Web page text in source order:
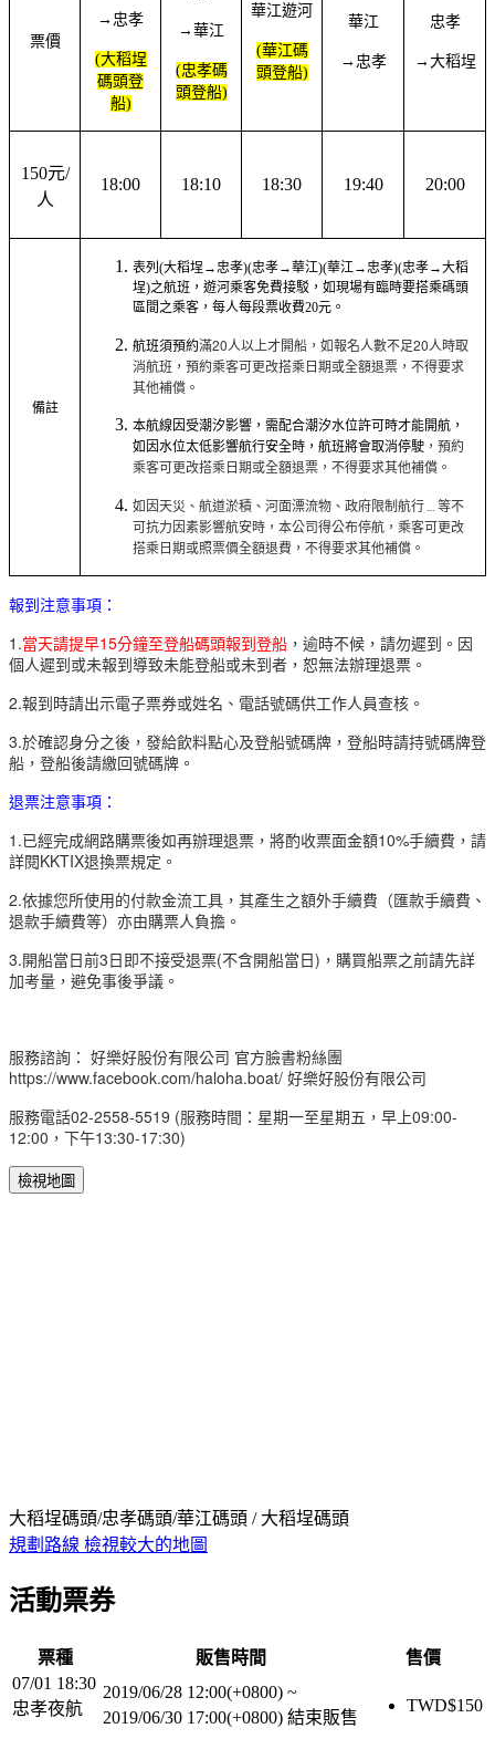
票價
→忠孝
(大稻埕
碼頭登
船)
→華江
(忠孝碼
頭登船)
華江遊河
(華江碼
頭登船)
華江
→忠孝
忠孝
→大稻埕
150元/
人
18:00 18:10 18:30 19:40 20:00
備註
表列(大稻埕→忠孝)(忠孝→華江)(華江→忠孝)(忠孝→大稻
埕)之航班，遊河乘客免費接駁，如現場有臨時要搭乘碼頭
區間之乘客，每人每段票收費20元。
航班須預約滿20人以上才開船，如報名人數不足20人時取
消航班，預約乘客可更改搭乘日期或全額退票，不得要求
其他補償。
本航線因受潮汐影響，需配合潮汐水位許可時才能開航，
如因水位太低影響航行安全時，航班將會取消停駛 ，預約
乘客可更改搭乘日期或全額退票，不得要求其他補償。
如因天災、航道淤積、河面漂流物、政府限制航行﹍等不
可抗力因素影響航安時，本公司得公布停航，乘客可更改
搭乘日期或照票價全額退費，不得要求其他補償。
報到注意事項：
1 .當天請提早15分鐘至登船碼頭報到登船 ，逾時不候，請勿遲到。因
個人遲到或未報到導致未能登船或未到者，恕無法辦理退票。
2.報到時請出示電子票券或姓名、電話號碼供工作人員查核。
3.於確認身分之後，發給飲料點心及登船號碼牌，登船時請持號碼牌登
船，登船後請繳回號碼牌。
退票注意事項：
1.已經完成網路購票後如再辦理退票，將酌收票面金額10%手續費，請
詳閱KKTIX退換票規定。
2.依據您所使用的付款金流工具，其產生之額外手續費（匯款手續費、
退款手續費等）亦由購票人負擔。
3.開船當日前3日即不接受退票(不含開船當日)，​購買船票之前請先詳
加考量，避免事後爭議。
服務諮詢： 好樂好股份有限公司 官方臉書粉絲團
https://www.facebook.com/haloha.boat/ 好樂好股份有限公司
服務電話02-2558-5519 (服務時間：星期一至星期五，早上09:00-
12:00，下午13:30-17:30)
檢視地圖
大稻埕碼頭/忠孝碼頭/華江碼頭 / 大稻埕碼頭
規劃路線 檢視較大的地圖
活動票券
票種 販售時間
售價
07/01 18:30
忠孝夜航
2019/06/28 12:00(+0800) ~
2019/06/30 17:00(+0800) 結束販售
TWD$150